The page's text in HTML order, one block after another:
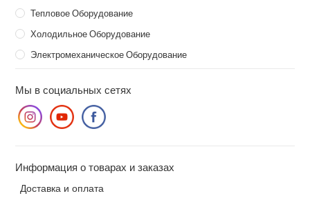
Тепловое Оборудование
Холодильное Оборудование
Электромеханическое Оборудование
Мы в социальных сетях
Информация о товарах и заказах
Доставка и оплата